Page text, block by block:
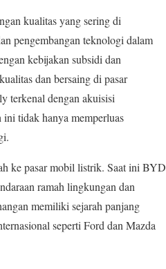
kualitas yang sering di
pengembangan teknologi dalam
kebijakan subsidi dan
dan bersaing di pasar
terkenal dengan akuisisi
ini tidak hanya memperluas
ke pasar mobil listrik. Saat ini BYD
ramah lingkungan dan
memiliki sejarah panjang
seperti Ford dan Mazda